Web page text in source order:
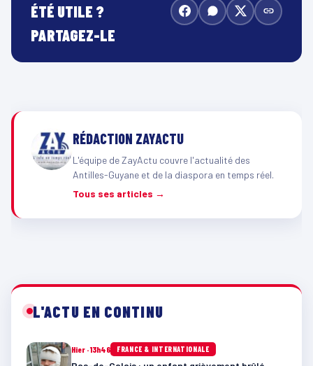
ÉTÉ UTILE ?
PARTAGEZ-LE
RÉDACTION ZAYACTU
L'équipe de ZayActu couvre l'actualité des
Antilles-Guyane et de la diaspora en temps réel.
Tous ses articles →
L'ACTU EN CONTINU
Hier · 13h46 FRANCE & INTERNATIONALE